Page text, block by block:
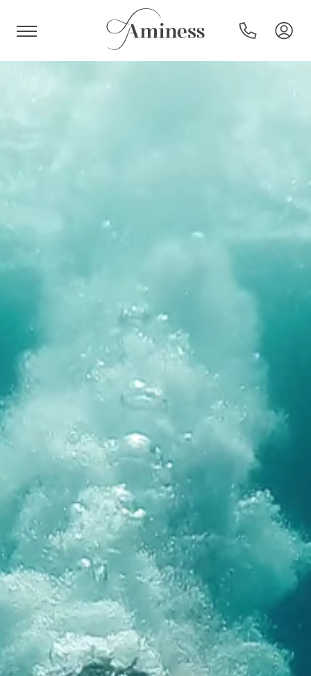
HR
Hotel e resort
Destinazioni
Tipi di vacanza
Marchi
Programma Ami Loyalty
Blog